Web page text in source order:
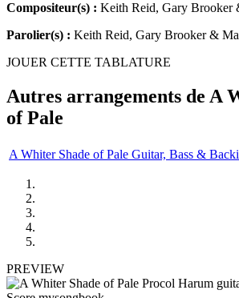
Compositeur(s) : Keith Reid, Gary Brooker
Parolier(s) : Keith Reid, Gary Brooker &
JOUER CETTE TABLATURE
Autres arrangements de A
of Pale
A Whiter Shade of Pale Guitar, Bass &
PREVIEW